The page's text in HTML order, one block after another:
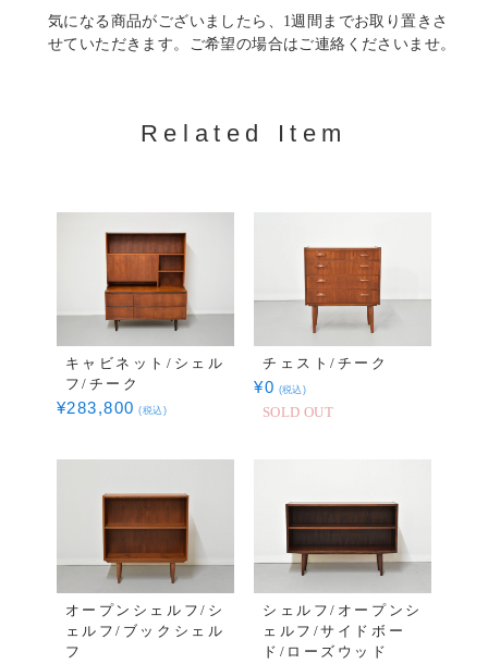
気になる商品がございましたら、1週間までお取り置きさ
せていただきます。ご希望の場合はご連絡くださいませ。
Related Item
キャビネット/シェル
フ/チーク
¥283,800 (税込) SOLD OUT
チェスト/チーク
¥0 (税込)
オープンシェルフ/シ
ェルフ/ブックシェル
フ
シェルフ/オープンシ
ェルフ/サイドボー
ド/ローズウッド